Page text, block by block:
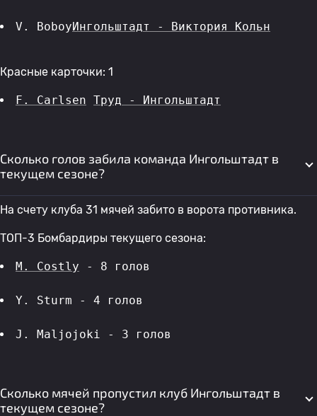
V. BoboyИнгольштадт - Виктория Кольн
Красные карточки: 1
F. Carlsen Труд - Ингольштадт
Сколько голов забила команда Ингольштадт в
текущем сезоне?
На счету клуба 31 мячей забито в ворота противника.
ТОП-3 Бомбардиры текущего сезона:
M. Costly - 8 голов
Y. Sturm - 4 голов
J. Maljojoki - 3 голов
Сколько мячей пропустил клуб Ингольштадт в
текущем сезоне?